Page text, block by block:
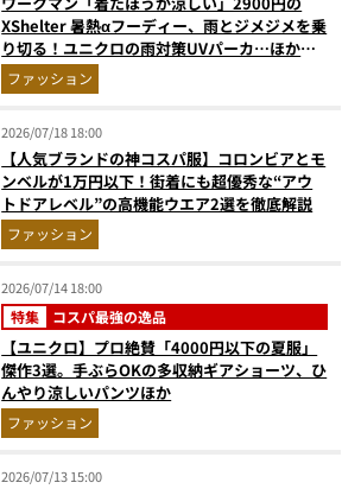
XShelter 暑熱αフーディー、雨とジメジメを乗
り切る！ユニクロの雨対策UVパーカ…ほか
【アウターの人気記事ランキングベスト3】
（2026年6月版）
ファッション
2026/07/18 18:00
【人気ブランドの神コスパ服】コロンビアとモ
ンベルが1万円以下！街着にも超優秀な“アウ
トドアレベル”の高機能ウエア2選を徹底解説
ファッション
2026/07/14 18:00
特集 コスパ最強の逸品
【ユニクロ】プロ絶賛「4000円以下の夏服」
傑作3選。手ぶらOKの多収納ギアショーツ、ひ
んやり涼しいパンツほか
ファッション
2026/07/13 15:00